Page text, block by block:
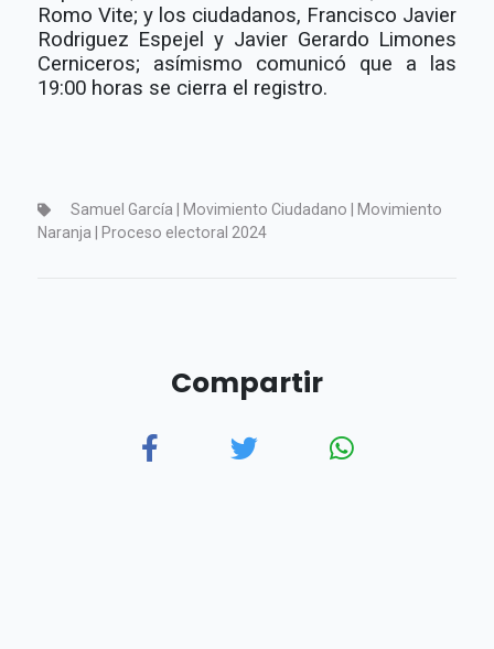
Romo Vite; y los ciudadanos, Francisco Javier
Rodriguez Espejel y Javier Gerardo Limones
Cerniceros; asímismo comunicó que a las
19:00 horas se cierra el registro.
Samuel García | Movimiento Ciudadano | Movimiento
Naranja | Proceso electoral 2024
Compartir